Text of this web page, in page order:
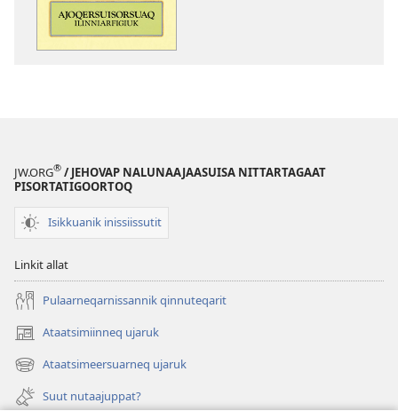
JW.ORG® / JEHOVAP NALUNAAJAASUISA NITTARTAGAAT
PISORTATIGOORTOQ
Isikkuanik inissiissutit
Linkit allat
Pulaarneqarnissannik qinnuteqarit
Ataatsimiinneq ujaruk
(opens
new
window)
Ataatsimeersuarneq ujaruk
(opens
new
window)
Suut nutaajuppat?